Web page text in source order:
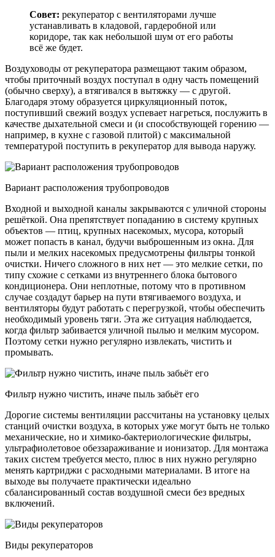
Совет: рекуператор с вентиляторами лучше
устанавливать в кладовой, гардеробной или
коридоре, так как небольшой шум от его работы
всё же будет.
Воздуховоды от рекуператора размещают таким образом,
чтобы приточный воздух поступал в одну часть помещений
(обычно сверху), а втягивался в вытяжку — с другой.
Благодаря этому образуется циркуляционный поток,
поступивший свежий воздух успевает нагреться, послужить в
качестве дыхательной смеси и (и способствующей горению —
например, в кухне с газовой плитой) с максимальной
температурой поступить в рекуператор для вывода наружу.
Вариант расположения трубопроводов
Входной и выходной каналы закрываются с уличной стороны
решёткой. Она препятствует попаданию в систему крупных
объектов — птиц, крупных насекомых, мусора, который
может попасть в канал, будучи выброшенным из окна. Для
пыли и мелких насекомых предусмотрены фильтры тонкой
очистки. Ничего сложного в них нет — это мелкие сетки, по
типу схожие с сетками из внутреннего блока бытового
кондиционера. Они неплотные, потому что в противном
случае создадут барьер на пути втягиваемого воздуха, и
вентиляторы будут работать с перегрузкой, чтобы обеспечить
необходимый уровень тяги. Эта же ситуация наблюдается,
когда фильтр забивается уличной пылью и мелким мусором.
Поэтому сетки нужно регулярно извлекать, чистить и
промывать.
Фильтр нужно чистить, иначе пыль забьёт его
Дорогие системы вентиляции рассчитаны на установку целых
станций очистки воздуха, в которых уже могут быть не только
механические, но и химико-бактериологические фильтры,
ультрафиолетовое обеззараживание и ионизатор. Для монтажа
таких систем требуется место, плюс в них нужно регулярно
менять картриджи с расходными материалами. В итоге на
выходе вы получаете практически идеально
сбалансированный состав воздушной смеси без вредных
включений.
Виды рекуператоров